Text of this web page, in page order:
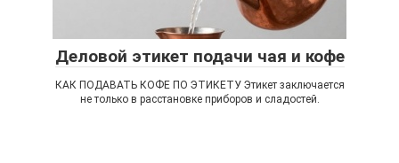
Деловой этикет подачи чая и кофе
КАК ПОДАВАТЬ КОФЕ ПО ЭТИКЕТУ Этикет заключается
не только в расстановке приборов и сладостей.